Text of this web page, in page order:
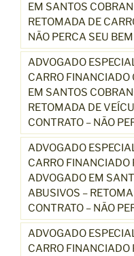
EM SANTOS
RETOMADA DE
NÃO PERCA SEU BEM
ADVOGADO
CARRO FINANCIADO
EM SANTOS
RETOMADA DE
CONTRATO – NÃO
ADVOGADO
CARRO FINANCIADO
ADVOGADO EM
ABUSIVOS –
CONTRATO – NÃO
ADVOGADO
CARRO FINANCIADO